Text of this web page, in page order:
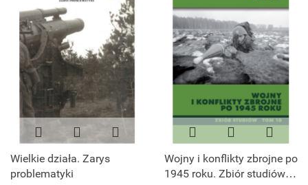
Wielkie działa. Zarys
problematyki
Wojny i konflikty zbrojne po
1945 roku. Zbiór studiów